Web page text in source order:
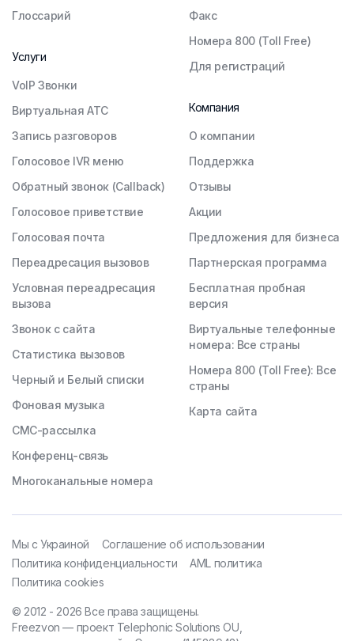
Глоссарий
Услуги
VoIP Звонки
Виртуальная АТС
Запись разговоров
Голосовое IVR меню
Обратный звонок (Callback)
Голосовое приветствие
Голосовая почта
Переадресация вызовов
Условная переадресация
вызова
Звонок с сайта
Статистика вызовов
Черный и Белый списки
Фоновая музыка
СМС-рассылка
Конференц-связь
Многоканальные номера
Факс
Номера 800 (Toll Free)
Для регистраций
Компания
О компании
Поддержка
Отзывы
Акции
Предложения для бизнеса
Партнерская программа
Бесплатная пробная
версия
Виртуальные телефонные
номера: Все страны
Номера 800 (Toll Free): Все
страны
Карта сайта
Мы с Украиной
Соглашение об использовании
Политика конфиденциальности
AML политика
Политика cookies
© 2012 - 2026 Все права защищены.
Freezvon — проект Telephonic Solutions OU,